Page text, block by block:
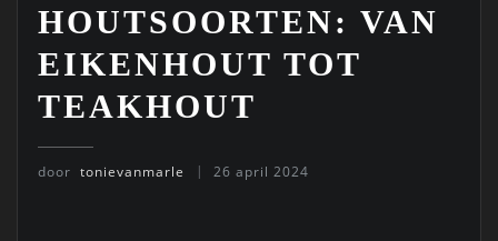
HOUTSOORTEN: VAN
EIKENHOUT TOT
TEAKHOUT
door tonievanmarle 26 april 2024